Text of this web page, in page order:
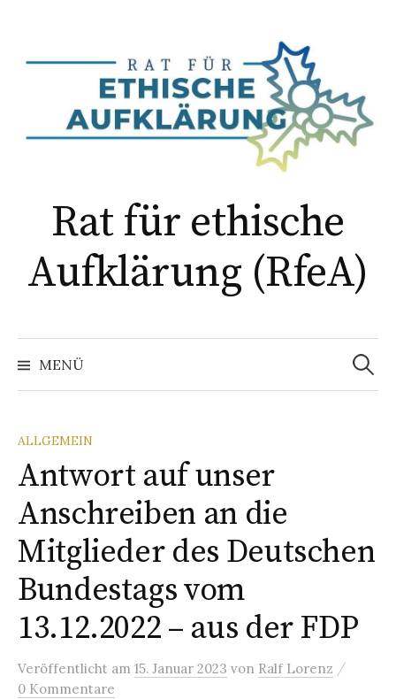
Inhalt
Rat für ethische
Aufklärung (RfeA)
MENÜ
Suchen
nach:
ALLGEMEIN
Antwort auf unser
Anschreiben an die
Mitglieder des Deutschen
Bundestags vom
13.12.2022 – aus der FDP
Veröffentlicht am 15. Januar 2023 von Ralf Lorenz /
0 Kommentare